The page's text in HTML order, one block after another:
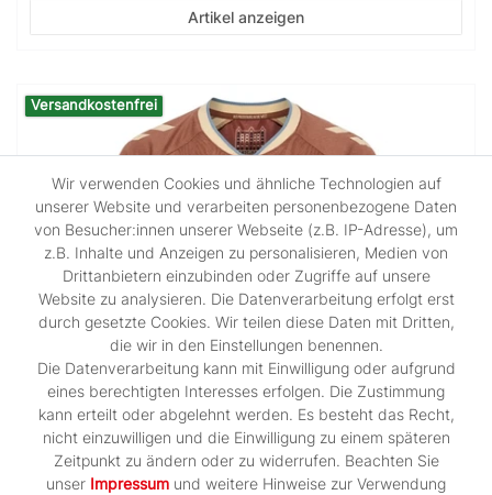
Artikel anzeigen
Versandkostenfrei
Wir verwenden Cookies und ähnliche Technologien auf
unserer Website und verarbeiten personenbezogene Daten
von Besucher:innen unserer Webseite (z.B. IP-Adresse), um
z.B. Inhalte und Anzeigen zu personalisieren, Medien von
Drittanbietern einzubinden oder Zugriffe auf unsere
Website zu analysieren. Die Datenverarbeitung erfolgt erst
durch gesetzte Cookies. Wir teilen diese Daten mit Dritten,
die wir in den Einstellungen benennen.
Die Datenverarbeitung kann mit Einwilligung oder aufgrund
eines berechtigten Interesses erfolgen. Die Zustimmung
kann erteilt oder abgelehnt werden. Es besteht das Recht,
nicht einzuwilligen und die Einwilligung zu einem späteren
Zeitpunkt zu ändern oder zu widerrufen. Beachten Sie
unser Impressum und weitere Hinweise zur Verwendung